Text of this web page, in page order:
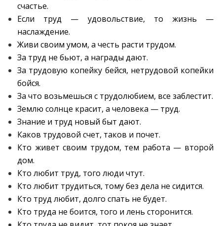
счастье.
Если труд — удовольствие, то жизнь —
наслаждение.
Живи своим умом, а честь расти трудом.
За труд не бьют, а награды дают.
За трудовую копейку бейся, нетрудовой копейки
бойся.
За что возьмешься с трудолюбием, все заблестит.
Землю солнце красит, а человека — труд.
Знание и труд новый быт дают.
Каков трудовой счет, таков и почет.
Кто живет своим трудом, тем работа — второй
дом.
Кто любит труд, того люди чтут.
Кто любит трудиться, тому без дела не сидится.
Кто труд любит, долго спать не будет.
Кто труда не боится, того и лень сторонится.